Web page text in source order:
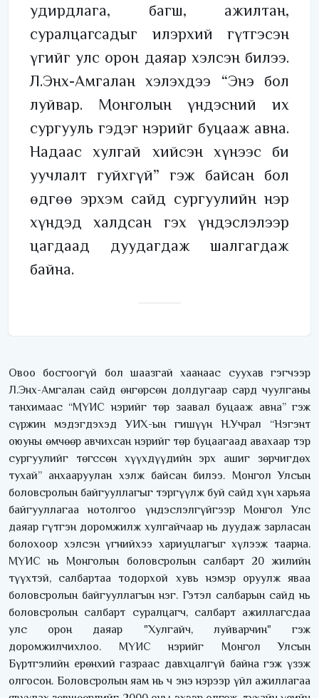
удирдлага, багш, ажилтан,
суралцагсадыг илэрхий гүтгэсэн
үгийг улс орон даяар хэлсэн билээ.
Л.Энх-Амгалан хэлэхдээ “Энэ бол
луйвар. Монголын үндэсний их
сургууль гэдэг нэрийг буцааж авна.
Надаас хулгай хийсэн хүнээс би
уучлалт гуйхгүй” гэж байсан бол
өдгөө эрхэм сайд сургуулийн нэр
хүндэд халдсан гэх үндэслэлээр
цагдаад дуудагдаж шалгагдаж
байна.
Овоо босгоогүй бол шаазгай хаанаас суухав гэгчээр
Л.Энх-Амгалан сайд өнгөрсөн долдугаар сард чуулганы
танхимаас “МҮИС нэрийг төр заавал буцааж авна” гэж
сүржин мэдэгдэхэд УИХ-ын гишүүн Н.Учрал “Нэгэнт
оюуны өмчөөр авчихсан нэрийг төр буцаагаад авахаар тэр
сургуулийг төгссөн хүүхдүүдийн эрх ашиг зөрчигдөх
тухай” анхааруулан хэлж байсан билээ. Монгол Улсын
боловсролын байгууллагыг тэргүүлж буй сайд хүн харьяа
байгууллагаа нотолгоо үндэслэлгүйгээр Монгол Улс
даяар гүтгэн доромжилж хулгайчаар нь дуудаж зарласан
болохоор хэлсэн үгнийхээ хариуцлагыг хүлээж таарна.
МҮИС нь Монголын боловсролын салбарт 20 жилийн
түүхтэй, салбартаа тодорхой хувь нэмэр оруулж яваа
боловсролын байгууллагын нэг. Гэтэл салбарын сайд нь
боловсролын салбарт суралцагч, салбарт ажиллагсдаа
улс орон даяар "Хулгайч, луйварчин" гэж
доромжилчихлоо. МҮИС нэрийг Монгол Улсын
Бүртгэлийн ерөнхий газраас давхцалгүй байна гэж үзэж
олгосон. Боловсролын яам нь ч энэ нэрээр үйл ажиллагаа